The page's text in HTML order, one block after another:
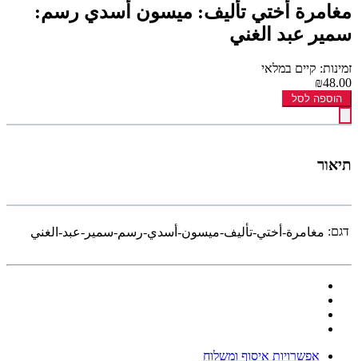
مغامرة أختي تأليف: ميسون أسدي رسم:
سمير عبد الغني
זמינות: קיים במלאי
₪48.00
הוספה לסל
תיאור
דגם: مغامرة-أختي-تأليف-ميسون-أسدي-رسم-سمير-عبد-الغني
אפשרויות איסוף ומשלוח